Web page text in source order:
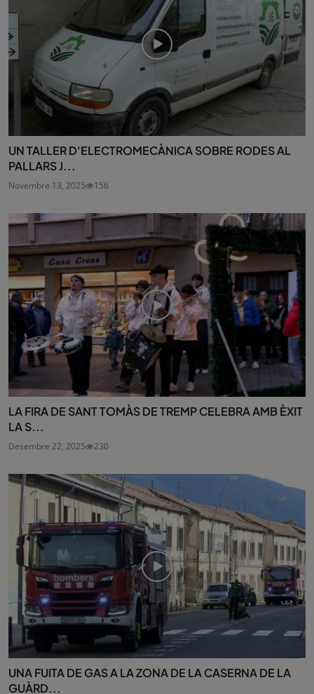
UN TALLER D'ELECTROMECÀNICA SOBRE RODES AL
PALLARS J...
Novembre 13, 2025 156
LA FIRA DE SANT TOMÀS DE TREMP CELEBRA AMB ÈXIT
LA S...
Desembre 22, 2025 230
UNA FUITA DE GAS A LA ZONA DE LA CASERNA DE LA
GUÀRD...